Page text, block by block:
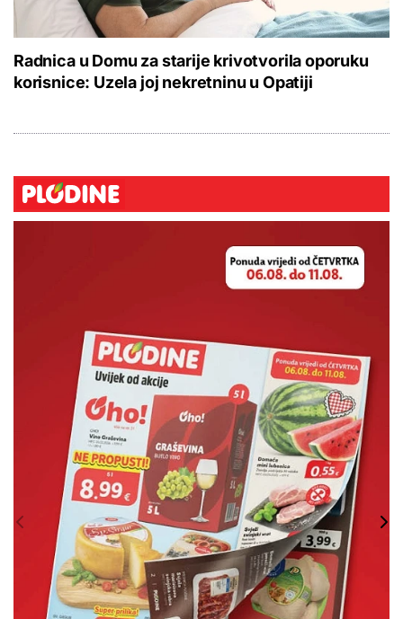
Radnica u Domu za starije krivotvorila oporuku
korisnice: Uzela joj nekretninu u Opatiji